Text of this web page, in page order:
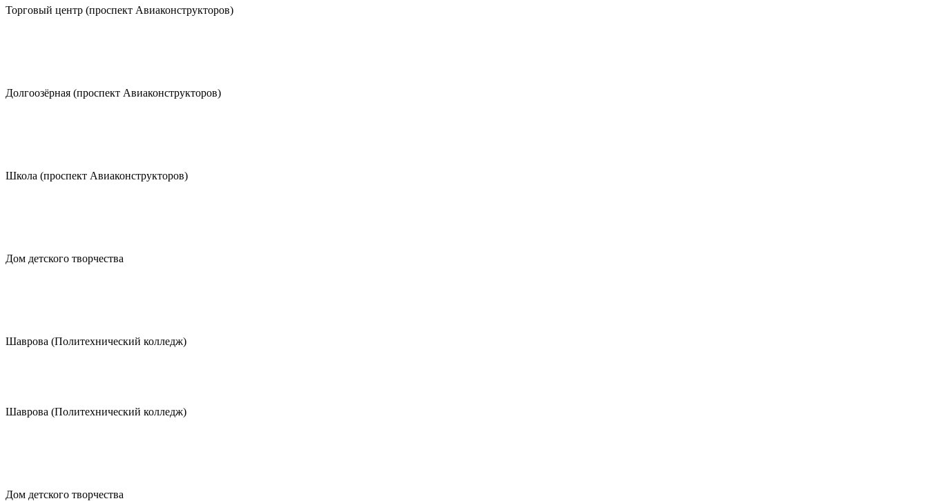
Торговый центр (проспект Авиаконструкторов)
Долгоозёрная (проспект Авиаконструкторов)
Школа (проспект Авиаконструкторов)
Дом детского творчества
Шаврова (Политехнический колледж)
Шаврова (Политехнический колледж)
Дом детского творчества